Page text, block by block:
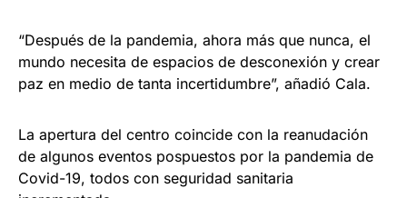
“Después de la pandemia, ahora más que nunca, el
mundo necesita de espacios de desconexión y crear
paz en medio de tanta incertidumbre”, añadió Cala.
La apertura del centro coincide con la reanudación
de algunos eventos pospuestos por la pandemia de
Covid-19, todos con seguridad sanitaria